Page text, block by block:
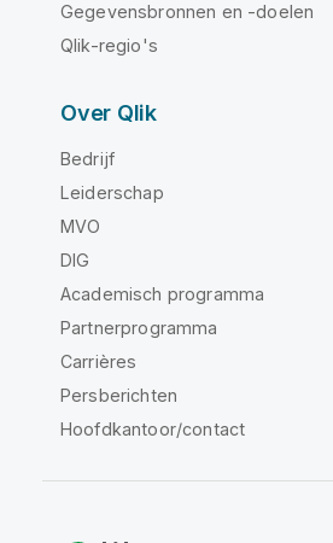
Gegevensbronnen en -doelen
Qlik-regio's
Over Qlik
Bedrijf
Leiderschap
MVO
DIG
Academisch programma
Partnerprogramma
Carrières
Persberichten
Hoofdkantoor/contact